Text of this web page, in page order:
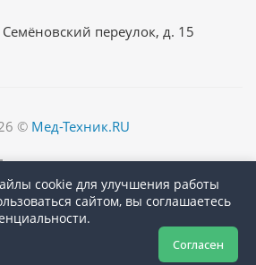
переулок, д. 15
© Мед-Техник.RU
cookie для улучшения работы
сайтом, вы соглашаетесь
Согласен